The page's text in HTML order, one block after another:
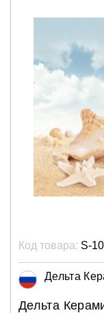
Код товара: S-
Дельта
Дельта